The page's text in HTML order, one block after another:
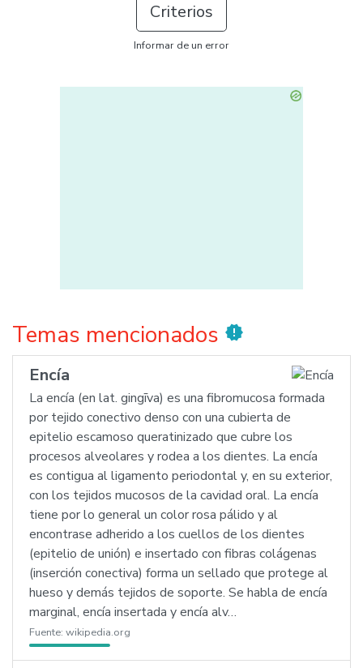
Criterios
Informar de un error
Temas mencionados new_releases
Encía
La encía (en lat. gingīva) es una fibromucosa formada
por tejido conectivo denso con una cubierta de
epitelio escamoso queratinizado que cubre los
procesos alveolares y rodea a los dientes. La encía
es contigua al ligamento periodontal y, en su exterior,
con los tejidos mucosos de la cavidad oral. La encía
tiene por lo general un color rosa pálido y al
encontrase adherido a los cuellos de los dientes
(epitelio de unión) e insertado con fibras colágenas
(inserción conectiva) forma un sellado que protege al
hueso y demás tejidos de soporte. Se habla de encía
marginal, encía insertada y encía alv…
Fuente: wikipedia.org